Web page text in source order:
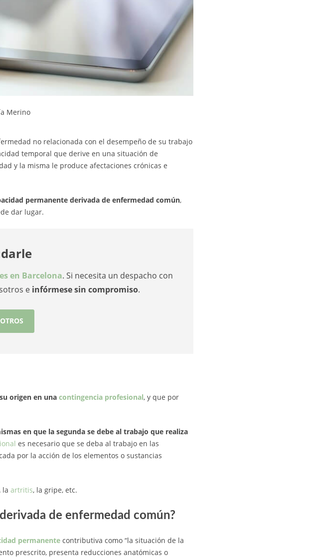
Merino
no relacionada con el desempeño de su trabajo
temporal que derive en una situación de
y la misma le produce afectaciones crónicas e
permanente derivada de enfermedad común,
dar lugar.
en Barcelona. Si necesita un despacho con
e infórmese sin compromiso.
origen en una contingencia profesional, y que por
en que la segunda se debe al trabajo que realiza
es necesario que se deba al trabajo en las
por la acción de los elementos o sustancias
la artritis, la gripe, etc.
de enfermedad común?
permanente contributiva como “la situación de la
prescrito, presenta reducciones anatómicas o